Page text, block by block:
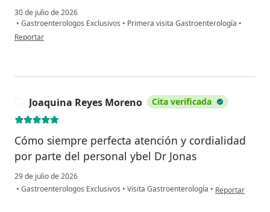
30 de julio de 2026
• Gastroenterologos Exclusivos • Primera visita Gastroenterología •
en opinión del usuario PZ
Reportar
Joaquina Reyes Moreno Cita verificada
Cómo siempre perfecta atención y cordialidad
por parte del personal ybel Dr Jonas
29 de julio de 2026
• Gastroenterologos Exclusivos • Visita Gastroenterología • en opinión del
Reportar